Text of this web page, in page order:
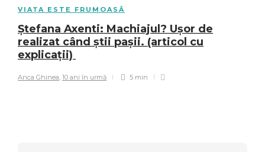
VIAȚA ESTE FRUMOASĂ
Ștefana Axenti: Machiajul? Ușor de
realizat când știi pașii. (articol cu
explicații)
Anca Ghinea 10 ani în urmă 5 min